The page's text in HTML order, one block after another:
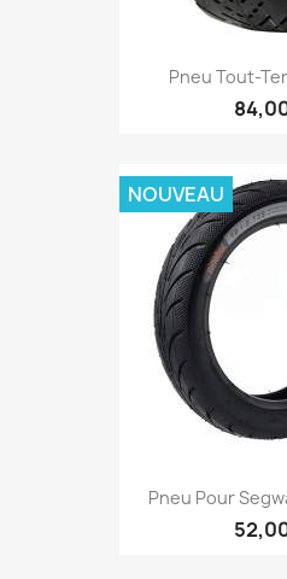
Pneu Tout-
Pneu Pour
NOUVEAU